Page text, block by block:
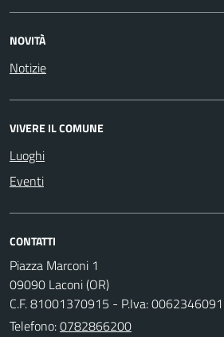
NOVITÀ
Notizie
VIVERE IL COMUNE
Luoghi
Eventi
CONTATTI
Piazza Marconi 1
09090 Laconi (OR)
C.F. 81001370915 - P.Iva:
Telefono:0782866200